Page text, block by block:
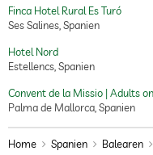
Finca Hotel Rural Es Turó
Ses Salines, Spanien
Hotel Nord
Estellencs, Spanien
Convent de la Missio | Adults
Palma de Mallorca, Spanien
Home Spanien Balearen